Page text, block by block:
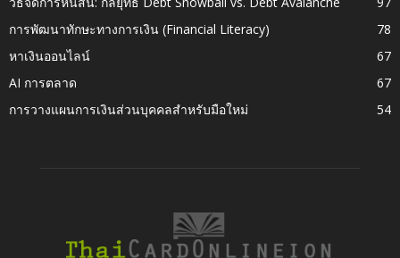
การพัฒนาทักษะทางการเงิน (Financial Literacy)
78
หาเงินออนไลน์
67
AI การตลาด
67
การวางแผนการเงินส่วนบุคคลสำหรับมือใหม่
54